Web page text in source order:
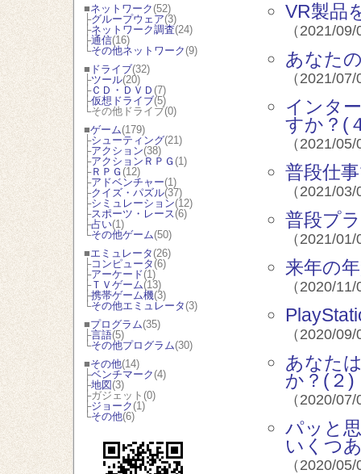
■ネットワーク (52)
├グループウェア(3)
├ネットワーク調査(24)
├通信(16)
└その他ネットワーク (9)
■ ドライブ(32)
├ツール(20)
├ＣＤ・ＤＶＤ (7)
├仮想ドライブ(5)
└その他ドライブ(0)
■ゲーム(179)
├シューティング(21)
├アクション(38)
├アクションＲＰＧ (1)
├ＲＰＧ (12)
├アドベンチャー(1)
├クイズ・パズル(37)
├シミュレーション(12)
├スポーツ・レース(6)
├占い(1)
└その他ゲーム(50)
■エミュレータ (26)
├コンピュータ (6)
├アーケード(1)
├ＴＶゲーム(13)
├携帯ゲーム機(3)
└その他エミュレータ (3)
■プログラム(35)
├言語(5)
└その他プログラム(30)
■その他(14)
├ベンチマーク (4)
├地図 (3)
├ガジェット(0)
├ジョーク (1)
└その他(6)
VR製品
（2021/
あなた
（2021/
インタ
すか？(
（2021/
普段仕
（2021/
普段プ
（2021/
来年の
（2020/
（2020/
あなた
か？(２)
（2020/
パッと
いくつ
（2020/